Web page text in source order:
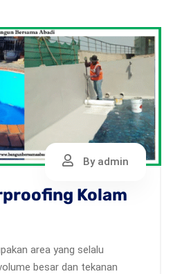
By admin
Kolam
area yang selalu
besar dan tekanan